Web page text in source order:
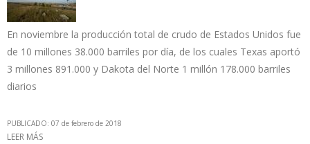
En noviembre la producción total de crudo de Estados Unidos fue
de 10 millones 38.000 barriles por día, de los cuales Texas aportó
3 millones 891.000 y Dakota del Norte 1 millón 178.000 barriles
diarios
PUBLICADO: 07 de febrero de 2018
LEER MÁS